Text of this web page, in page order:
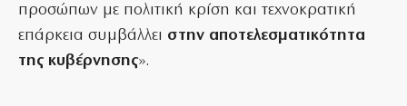
προσώπων με πολιτική κρίση και τεχνοκρατική
επάρκεια συμβάλλει στην αποτελεσματικότητα
της κυβέρνησης».